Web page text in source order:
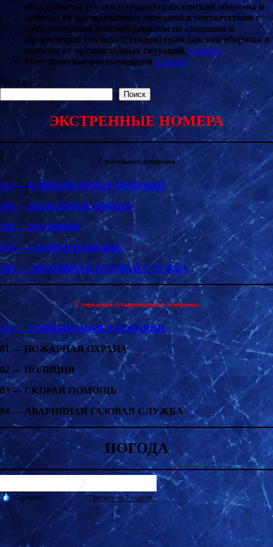
оборудованы уголки (стенды) гражданской обороны и
защиты от чрезвычайных ситуаций в соответствии с
методическими рекомендациями по созданию и
оформлению уголков (стендов) гражданской обороны и
защиты от чрезвычайных ситуаций. Скачать
Методические рекомендации Скачать
Поиск
Поиск
ЭКСТРЕННЫЕ НОМЕРА
С мобильных телефонов
112 — ЕДИНЫЙ НОМЕР ПОМОЩИ
101 — ПОЖАРНАЯ ОХРАНА
102 — ПОЛИЦИЯ
103 — СКОРАЯ ПОМОЩЬ
104 — АВАРИЙНАЯ ГАЗОВАЯ СЛУЖБА
С городских (стационарных) телефонов
112 — ЕДИНЫЙ НОМЕР ПОМОЩИ
01 — ПОЖАРНАЯ ОХРАНА
02 — ПОЛИЦИЯ
03 — СКОРАЯ ПОМОЩЬ
04 — АВАРИЙНАЯ ГАЗОВАЯ СЛУЖБА
ПОГОДА